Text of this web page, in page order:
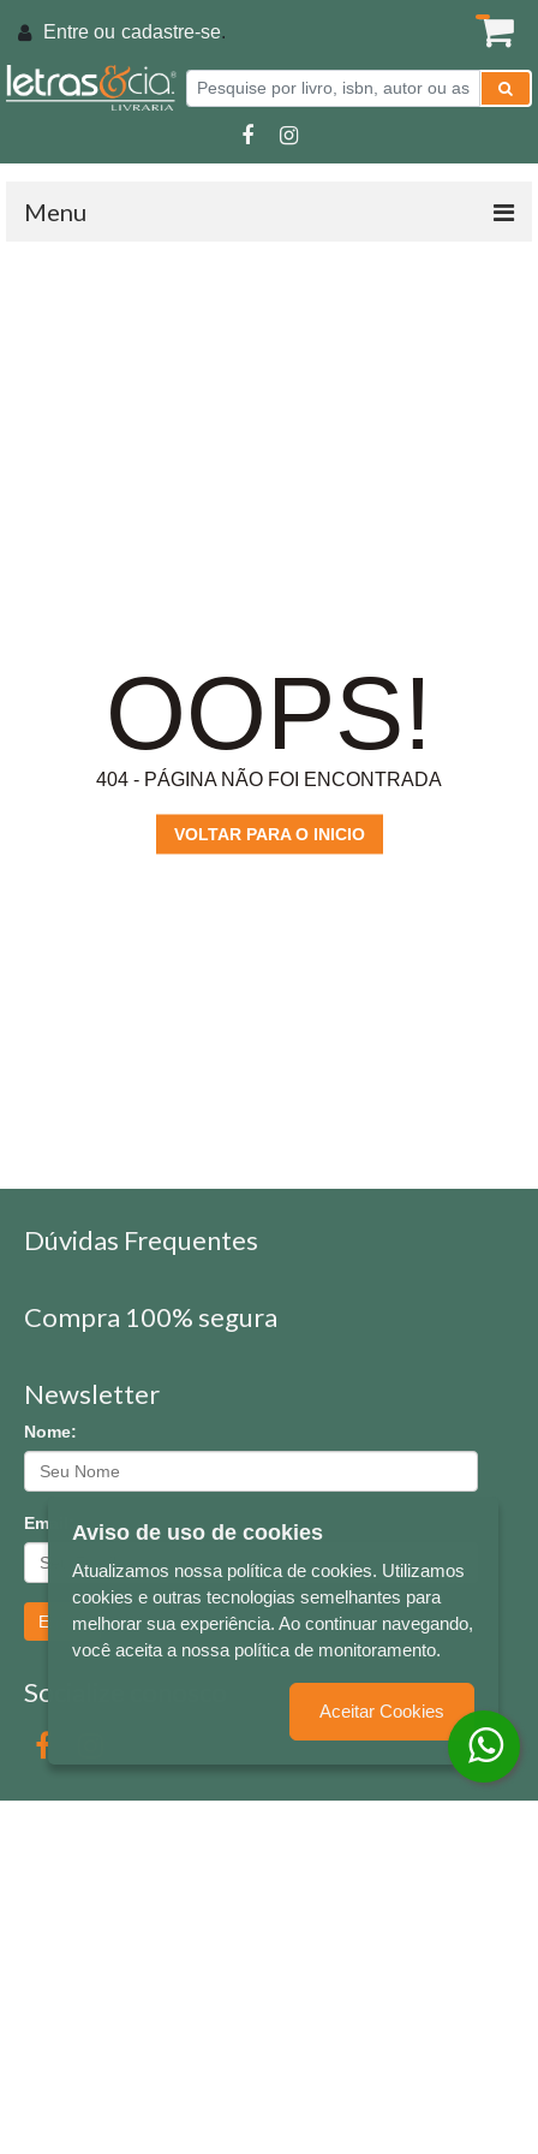
Entre ou cadastre-se.
Menu
OOPS!
404 - PÁGINA NÃO FOI ENCONTRADA
VOLTAR PARA O INICIO
Dúvidas Frequentes
Compra 100% segura
Newsletter
Nome:
Email:
Enviar
Socialize conosco
Aviso de uso de cookies
Atualizamos nossa política de cookies. Utilizamos
cookies e outras tecnologias semelhantes para
melhorar sua experiência. Ao continuar navegando,
você aceita a nossa política de monitoramento.
Aceitar Cookies